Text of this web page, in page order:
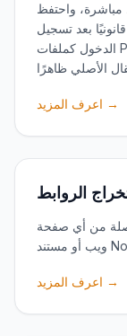
مباشرة، واحتفظ
بعد تسجيل
الدخول كملفات PDF، ثم راجع كل شيء داخل NotebookLM
اعرف المزيد →
الروابط
من أي صفحة
اعرف المزيد →